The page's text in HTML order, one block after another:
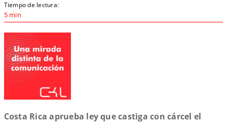
Tiempo de lectura:
5 min
Costa Rica aprueba ley que castiga con cárcel el